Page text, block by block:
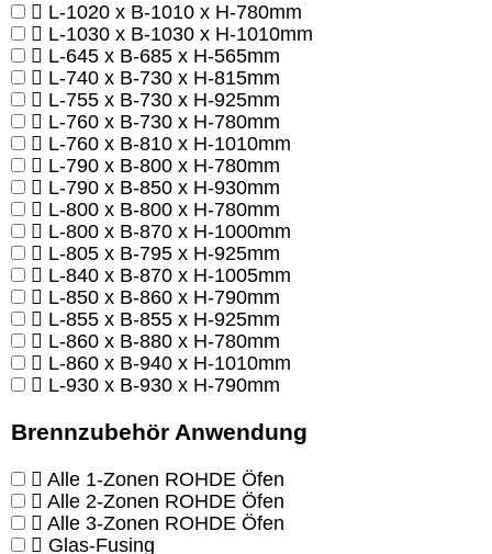
L-1020 x B-1010 x H-780mm
L-1030 x B-1030 x H-1010mm
L-645 x B-685 x H-565mm
L-740 x B-730 x H-815mm
L-755 x B-730 x H-925mm
L-760 x B-730 x H-780mm
L-760 x B-810 x H-1010mm
L-790 x B-800 x H-780mm
L-790 x B-850 x H-930mm
L-800 x B-800 x H-780mm
L-800 x B-870 x H-1000mm
L-805 x B-795 x H-925mm
L-840 x B-870 x H-1005mm
L-850 x B-860 x H-790mm
L-855 x B-855 x H-925mm
L-860 x B-880 x H-780mm
L-860 x B-940 x H-1010mm
L-930 x B-930 x H-790mm
Brennzubehör Anwendung
Alle 1-Zonen ROHDE Öfen
Alle 2-Zonen ROHDE Öfen
Alle 3-Zonen ROHDE Öfen
Glas-Fusing